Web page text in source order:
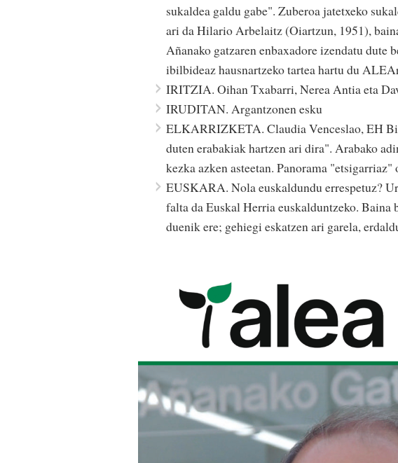
sukaldea galdu gabe". Zuberoa jatetxeko
ari da Hilario Arbelaitz (Oiartzun, 1951),
Añanako gatzaren enbaxadore izendatu dute
ibilbideaz hausnartzeko tartea hartu du
IRITZIA. Oihan Txabarri, Nerea Antia eta
IRUDITAN. Argantzonen esku
ELKARRIZKETA. Claudia Venceslao, EH
duten erabakiak hartzen ari dira". Arabako
kezka azken asteetan. Panorama
EUSKARA. Nola euskaldundu errespetuz?
falta da Euskal Herria euskalduntzeko. Baina
duenik ere; gehiegi eskatzen ari garela,